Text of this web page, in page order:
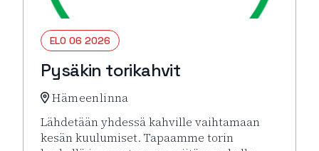
ELO 06 2026
Pysäkin torikahvit
Hämeenlinna
Lähdetään yhdessä kahville vaihtamaan
kesän kuulumiset. Tapaamme torin